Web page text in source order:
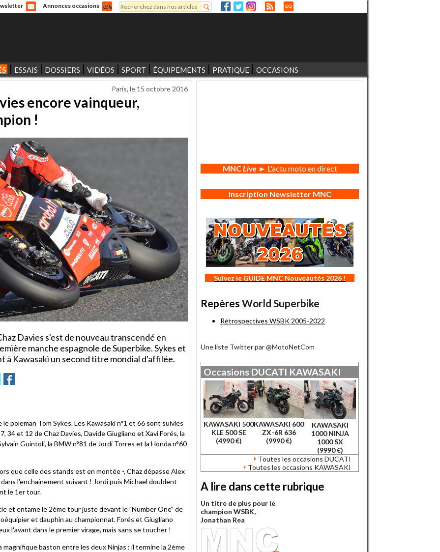
Annonces occasions
Formulaire de recherche
Rechercher
ESSAIS DOSSIERS VIDÉOS SPORT ÉQUIPEMENTS PRATIQUE OCCASIONS
Paris, le 15 octobre 2016
encore vainqueur,
!
Davies s'est de nouveau transcendé en
manche espagnole de Superbike. Sykes et
à Kawasaki un second titre mondial d'affilée.
Partager
sur
poleman Tom Sykes. Les Kawasaki n°1 et 66 sont suivies
34 et 12 de Chaz Davies, Davide Giugliano et Xavi Forés, la
Guintoli, la BMW n°81 de Jordi Torres et la Honda n°60
que celle des stands est en montée -, Chaz dépasse Alex
l'enchainement suivant ! Jordi puis Michael doublent
le 1er tour.
et entame le 2ème tour juste devant le "Number One" de
et dauphin au championnat. Forés et Giugliano
l'avant dans le premier virage, mais sans se toucher !
baston entre les deux Ninjas : il termine la 2ème
MNCLive► L'actu moto en direct
Inscription Newsletter MNC
Suivez le GUIDE MNC Nouveautés 2026 !
Repères World Superbike
Rétrospectives WSBK 2005-2022
Une liste Twitter par @MotoNetCom
Occasions DUCATI KAWASAKI
KAWASAKI 500
KLE 500 SE
(4990 €)
KAWASAKI 600
ZX-6R 636
(9990 €)
KAWASAKI
1000 NINJA
1000 SX
(9990 €)
Toutes les occasions DUCATI
Toutes les occasions KAWASAKI
A lire dans cette rubrique
Un titre de plus pour le
champion WSBK,
Jonathan Rea